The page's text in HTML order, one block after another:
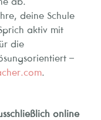
deine Schule
aktiv mit
die
–
.
online